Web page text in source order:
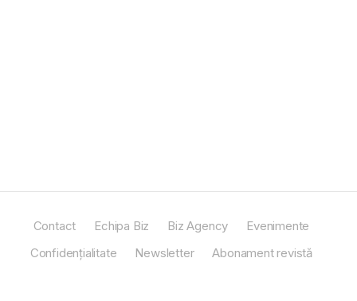
Contact Echipa Biz Biz Agency
Evenimente
Confidențialitate
Newsletter Abonament revistă